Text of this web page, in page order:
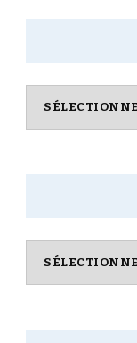
Archives
Catégories